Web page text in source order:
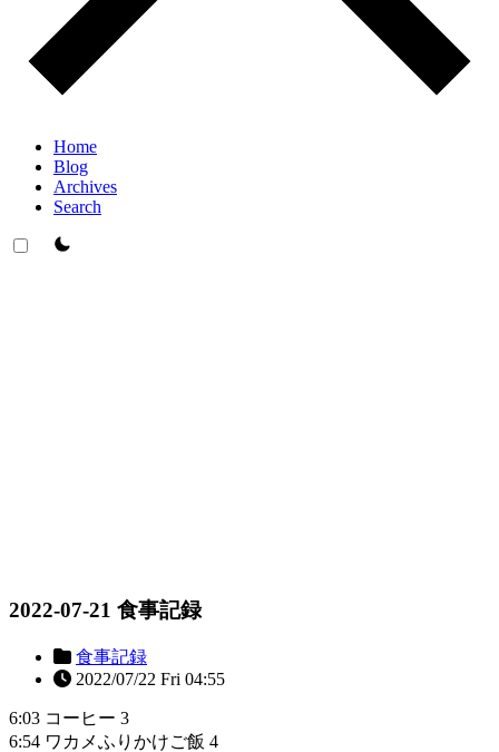
Home
Blog
Archives
Search
theme switcher
2022-07-21 食事記録
食事記録
2022/07/22 Fri 04:55
6:03 コーヒー 3
6:54 ワカメふりかけご飯 4